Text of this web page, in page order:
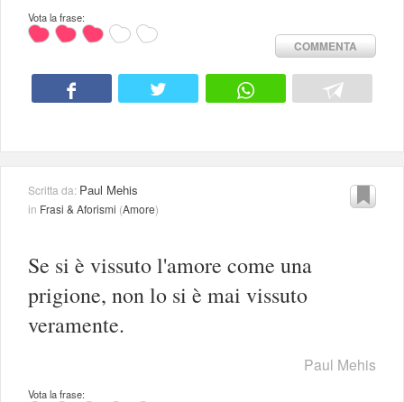
Vota la frase:
COMMENTA
Scritta da: Paul Mehis
in Frasi & Aforismi (Amore)
Se si è vissuto l'amore come una
prigione, non lo si è mai vissuto
veramente.
Paul Mehis
Vota la frase: